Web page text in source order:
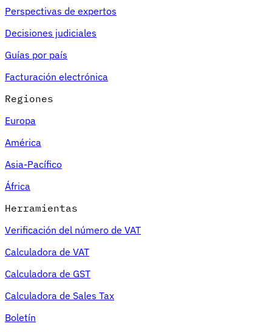
Perspectivas de expertos
Decisiones judiciales
Guías por país
Facturación electrónica
Regiones
Europa
América
Asia-Pacífico
África
Herramientas
Verificación del número de VAT
Calculadora de VAT
Calculadora de GST
Calculadora de Sales Tax
Boletín